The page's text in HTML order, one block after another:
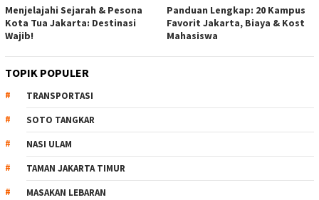
Menjelajahi Sejarah & Pesona
Kota Tua Jakarta: Destinasi
Wajib!
Panduan Lengkap: 20 Kampus
Favorit Jakarta, Biaya & Kost
Mahasiswa
TOPIK POPULER
TRANSPORTASI
SOTO TANGKAR
NASI ULAM
TAMAN JAKARTA TIMUR
MASAKAN LEBARAN